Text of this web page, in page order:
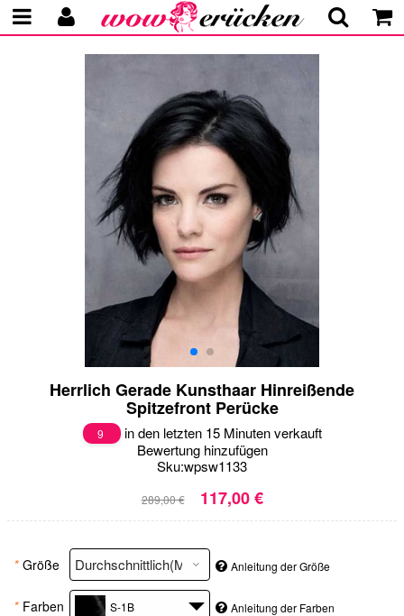
Herrlich Gerade Kunsthaar Hinreißende
Spitzefront Perücke
9
in den letzten 15 Minuten verkauft
Bewertung hinzufügen
Sku:wpsw1133
289,00 € 117,00 €
* Größe Anleitung der Größe
* Farben S-1B Anleitung der Farben